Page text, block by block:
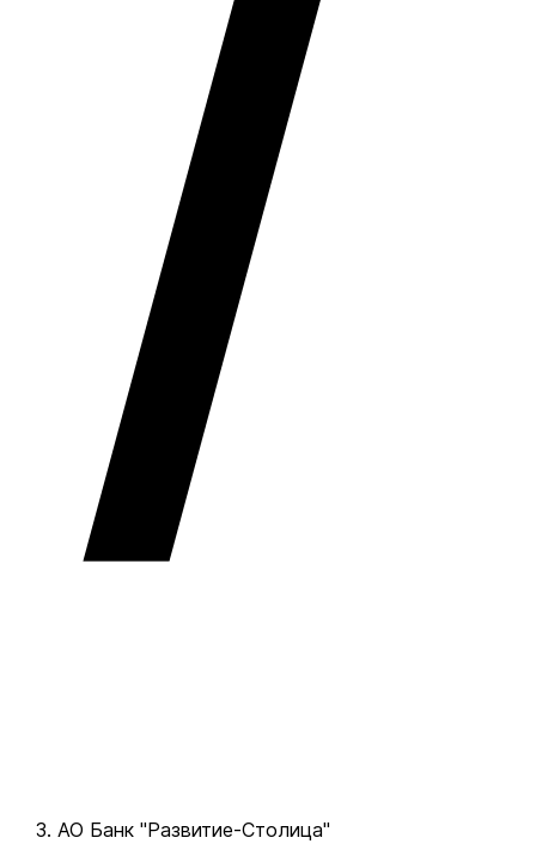
АО Банк "Развитие-Столица"